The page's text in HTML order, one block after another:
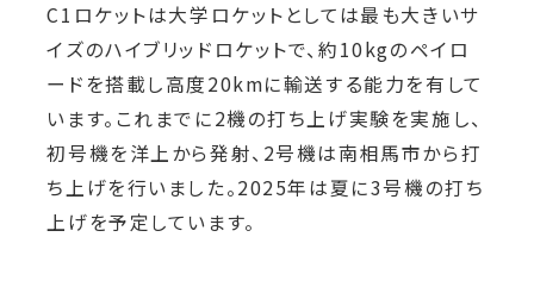
C1ロケットは大学ロケットとしては最も大きいサ
イズのハイブリッドロケットで、約10kgのペイロ
ードを搭載し高度20kmに輸送する能力を有して
います。これまでに2機の打ち上げ実験を実施し、
初号機を洋上から発射、2号機は南相馬市から打
ち上げを行いました。2025年は夏に3号機の打ち
上げを予定しています。